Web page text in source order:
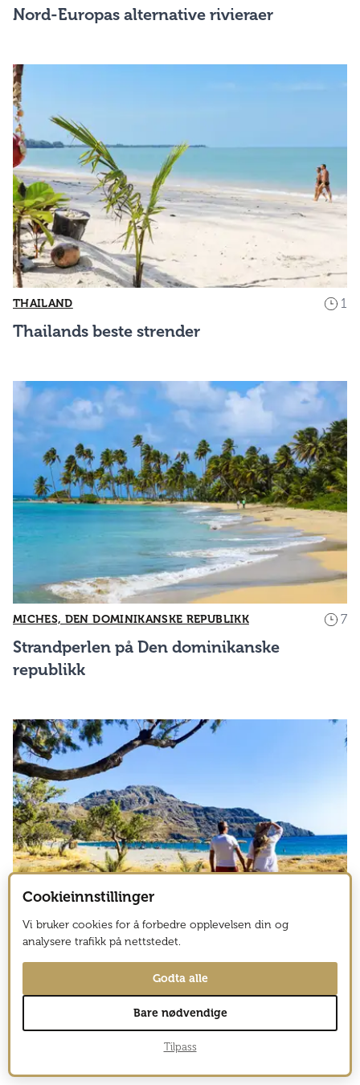
Nord-Europas alternative rivieraer
THAILAND 1
Thailands beste strender
MICHES, DEN DOMINIKANSKE REPUBLIKK 7
Strandperlen på Den dominikanske
republikk
Møt våren på Kreta
Se alle relaterte saker
Cookieinnstillinger
Vi bruker cookies for å forbedre opplevelsen din og
analysere trafikk på nettstedet.
Godta alle
Bare nødvendige
Tilpass